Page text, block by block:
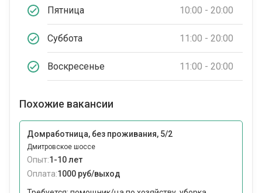
Пятница 10:00 - 20:00
Суббота 11:00 - 20:00
Воскресенье 11:00 - 20:00
Похожие вакансии
Домработница, без проживания, 5/2
Дмитровское шоссе
Опыт:1-10 лет
Оплата:1000 руб/выход